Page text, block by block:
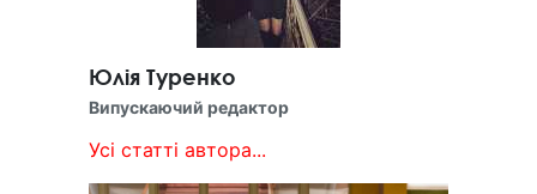
Юлія Туренко
Випускаючий редактор
Усі статті автора...